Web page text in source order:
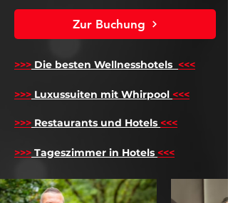
Zur Buchung
>>> Die besten Wellnesshotels <<<
>>> Luxussuiten mit Whirpool <<<
>>> Restaurants und Hotels <<<
>>> Tageszimmer in Hotels <<<